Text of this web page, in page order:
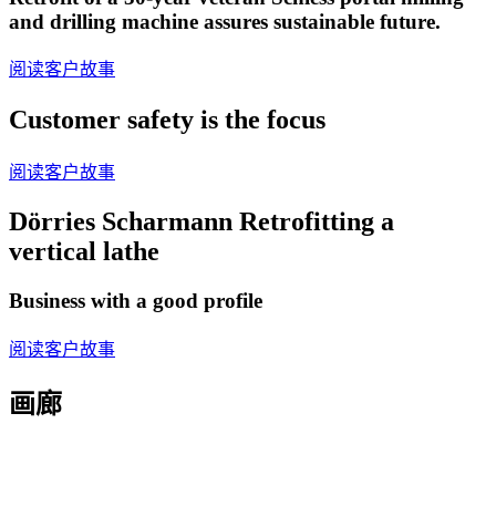
and drilling machine assures sustainable future.
阅读客户故事
Customer safety is the focus
阅读客户故事
Dörries Scharmann Retrofitting a
vertical lathe
Business with a good profile
阅读客户故事
画廊